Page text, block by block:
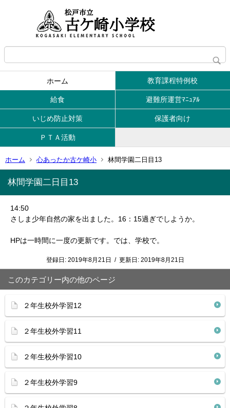
ホーム 教育課程特例校
給食 避難所運営ﾏﾆｭｱﾙ
いじめ防止対策 保護者向け
ＰＴＡ活動
ホーム 心あったか古ケ崎小 林間学園二日目13
林間学園二日目13
14:50
さしま少年自然の家を出ました。16：15過ぎでしようか。
HPは一時間に一度の更新です。では、学校で。
登録日: 2019年8月21日 / 更新日: 2019年8月21日
このカテゴリー内の他のページ
２年生校外学習12
２年生校外学習11
２年生校外学習10
２年生校外学習9